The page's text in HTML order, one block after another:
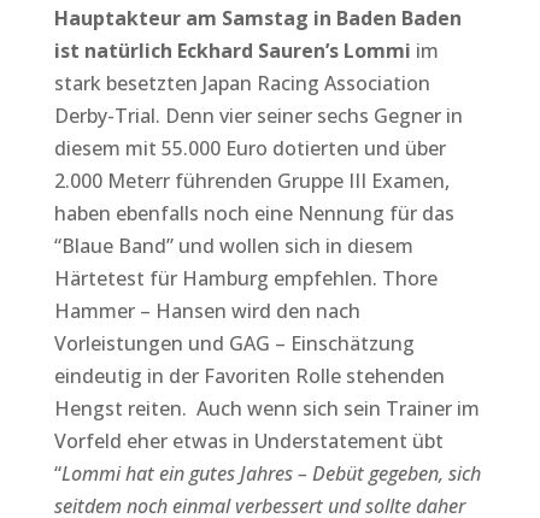
Hauptakteur am Samstag in Baden Baden
ist natürlich Eckhard Sauren’s Lommi im
stark besetzten Japan Racing Association
Derby-Trial. Denn vier seiner sechs Gegner in
diesem mit 55.000 Euro dotierten und über
2.000 Meterr führenden Gruppe III Examen,
haben ebenfalls noch eine Nennung für das
“Blaue Band” und wollen sich in diesem
Härtetest für Hamburg empfehlen. Thore
Hammer – Hansen wird den nach
Vorleistungen und GAG – Einschätzung
eindeutig in der Favoriten Rolle stehenden
Hengst reiten. Auch wenn sich sein Trainer im
Vorfeld eher etwas in Understatement übt
“Lommi hat ein gutes Jahres – Debüt gegeben, sich
seitdem noch einmal verbessert und sollte daher